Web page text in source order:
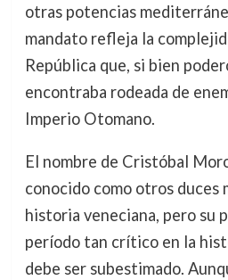
otras potencias
mandato refleja la
República que, si bien
encontraba rodeada de
Imperio Otomano.
El nombre de Cristóbal
conocido como otros duces
historia veneciana, pero su
período tan crítico en la
debe ser subestimado.